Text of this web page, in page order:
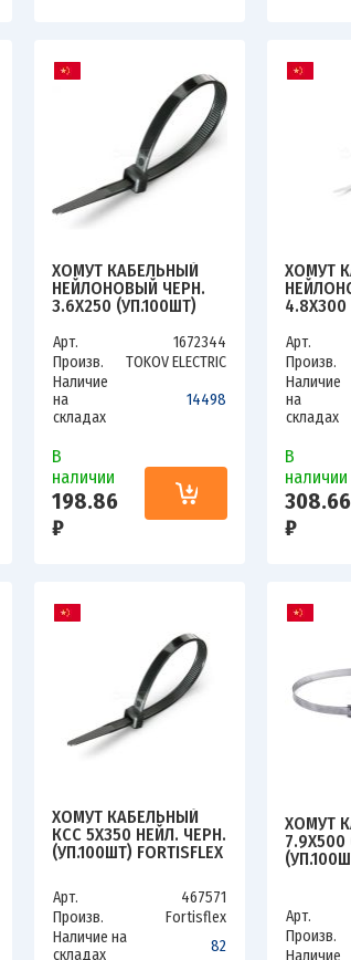
ХОМУТ КАБЕЛЬНЫЙ
НЕЙЛОНОВЫЙ ЧЕРН.
3.6Х250 (УП.100ШТ)
HNS-3.6-250-B/100
Арт.
1672344
Произв.
TOKOV ELECTRIC
Наличие
на
складах
14498
В
наличии
198.86
₽
ХОМУТ
4.8Х300
HNS-
Арт.
Произв.
Наличие
на
складах
В
наличии
308.66
₽
ХОМУТ КАБЕЛЬНЫЙ
КСС 5Х350 НЕЙЛ. ЧЕРН.
(УП.100ШТ) FORTISFLEX
Арт.
467571
Произв.
Fortisflex
Наличие на
складах
82
ХОМУТ
7.9Х500
Арт.
Произв.
Наличие